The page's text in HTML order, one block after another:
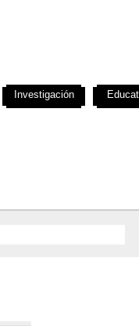
Investigación